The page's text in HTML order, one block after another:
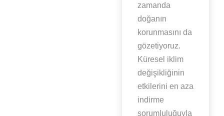
zamanda
doğanın
korunmasını da
gözetiyoruz.
Küresel iklim
değişikliğinin
etkilerini en aza
indirme
sorumluluğuyla